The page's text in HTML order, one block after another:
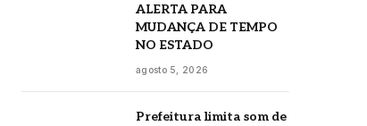
ALERTA PARA
MUDANÇA DE TEMPO
NO ESTADO
agosto 5, 2026
Prefeitura limita som de